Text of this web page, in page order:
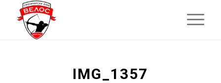
IMG_1357